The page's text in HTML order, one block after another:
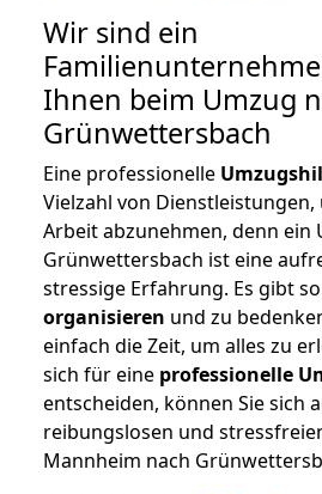
Wir sind ein
Ihnen beim Umzug
Grünwettersbach
Eine professionelle
Vielzahl von
Arbeit abzunehmen, denn ein
Grünwettersbach ist eine
stressige Erfahrung. Es gibt
organisieren und zu
einfach die Zeit, um alles zu
sich für eine professionelle
entscheiden, können Sie sich
reibungslosen und
Mannheim nach